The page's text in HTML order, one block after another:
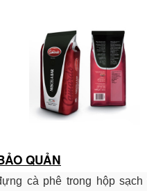
QUẢN
cà phê trong hộp sạch